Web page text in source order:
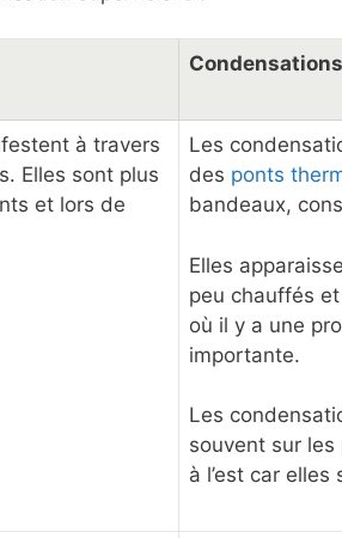
Condensations
à travers
Elles sont plus
et lors de
Les
des ponts
bandeaux,
Elles
peu chauffés
où il y a une
importante.
Les
souvent sur
à l’est car